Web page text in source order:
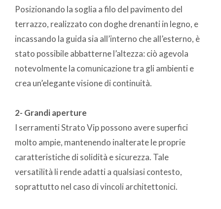
Posizionando la soglia a filo del pavimento del
terrazzo, realizzato con doghe drenanti in legno, e
incassando la guida sia all’interno che all’esterno, è
stato possibile abbatterne l’altezza: ciò agevola
notevolmente la comunicazione tra gli ambienti e
crea un’elegante visione di continuità.
2- Grandi aperture
I serramenti Strato Vip possono avere superfici
molto ampie, mantenendo inalterate le proprie
caratteristiche di solidità e sicurezza. Tale
versatilità li rende adatti a qualsiasi contesto,
soprattutto nel caso di vincoli architettonici.